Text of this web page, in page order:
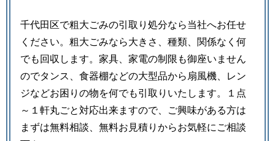
千代田区で粗大ごみの引取り処分なら当社へお任せ
ください。粗大ごみなら大きさ、種類、関係なく何
でも回収します。家具、家電の制限も御座いません
のでタンス、食器棚などの大型品から扇風機、レン
ジなどお困りの物を何でも引取りいたします。１点
～１軒丸ごと対応出来ますので、ご興味がある方は
まずは無料相談、無料お見積りからお気軽にご相談